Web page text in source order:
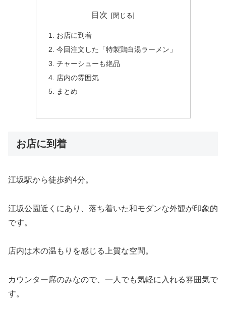
目次
お店に到着
今回注文した「特製鶏白湯ラーメン」
チャーシューも絶品
店内の雰囲気
まとめ
お店に到着
江坂駅から徒歩約4分。
江坂公園近くにあり、落ち着いた和モダンな外観が印象的
です。
店内は木の温もりを感じる上質な空間。
カウンター席のみなので、一人でも気軽に入れる雰囲気で
す。